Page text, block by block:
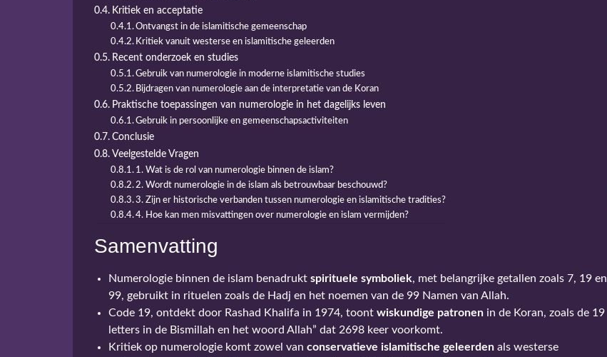
Kritiek en acceptatie
Ontvangst in de islamitische gemeenschap
Kritiek vanuit westerse en islamitische geleerden
Recent onderzoek en studies
Gebruik van numerologie in moderne islamitische studies
Bijdragen van numerologie aan de interpretatie van de Koran
Praktische toepassingen van numerologie in het dagelijks leven
Gebruik in persoonlijke en gemeenschapsactiviteiten
Conclusie
Veelgestelde Vragen
1. Wat is de rol van numerologie binnen de islam?
2. Wordt numerologie in de islam als betrouwbaar beschouwd?
3. Zijn er historische verbanden tussen numerologie en islamitische tradities?
4. Hoe kan men misvattingen over numerologie en islam vermijden?
Samenvatting
Numerologie binnen de islam benadrukt spirituele symboliek, met belangrijke getallen zoals 7, 19 en
99, gebruikt in rituelen zoals de Hadj en het noemen van de 99 Namen van Allah.
Code 19, ontdekt door Rashad Khalifa in 1974, toont wiskundige patronen in de Koran, zoals de 19
letters in de Bismillah en het woord Allah” dat 2698 keer voorkomt.
Kritiek op numerologie komt zowel van conservatieve islamitische geleerden als westerse